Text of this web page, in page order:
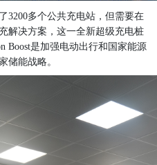
3200多个公共充电站，但需要在
解决方案，这一全新超级充电桩
Boost是加强电动出行和国家能源
储能战略。